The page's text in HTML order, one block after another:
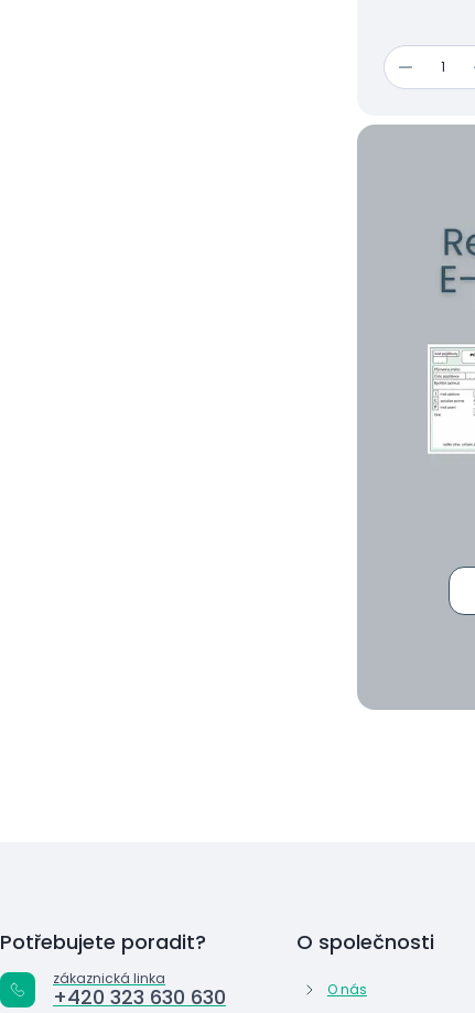
Potřebujete poradit?
zákaznická linka
+420 323 630 630
O společnosti
O nás